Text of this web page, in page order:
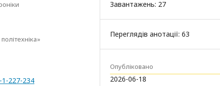
227-234
Завантажень: 27
Переглядів анотації: 63
Опубліковано
2026-06-18